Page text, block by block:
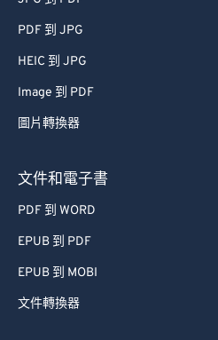
PDF 到 JPG
HEIC 到 JPG
Image 到 PDF
圖片轉換器
文件和電子書
PDF 到 WORD
EPUB 到 PDF
EPUB 到 MOBI
文件轉換器